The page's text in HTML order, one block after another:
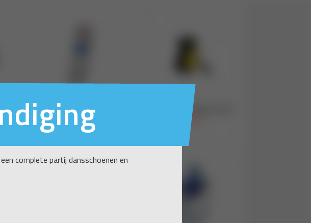
complete partij dansschoenen en